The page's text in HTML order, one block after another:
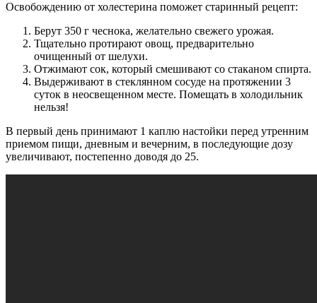
Освобождению от холестерина поможет старинный рецепт:
Берут 350 г чеснока, желательно свежего урожая.
Тщательно протирают овощ, предварительно
очищенный от шелухи.
Отжимают сок, который смешивают со стаканом спирта.
Выдерживают в стеклянном сосуде на протяжении 3
суток в неосвещенном месте. Помещать в холодильник
нельзя!
В первый день принимают 1 каплю настойки перед утренним
приемом пищи, дневным и вечерним, в последующие дозу
увеличивают, постепенно доводя до 25.